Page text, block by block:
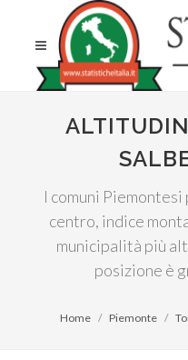
I comuni
centro, indice
municipalità più
posizione è
Home Piemonte